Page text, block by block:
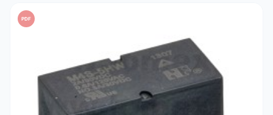
PDF